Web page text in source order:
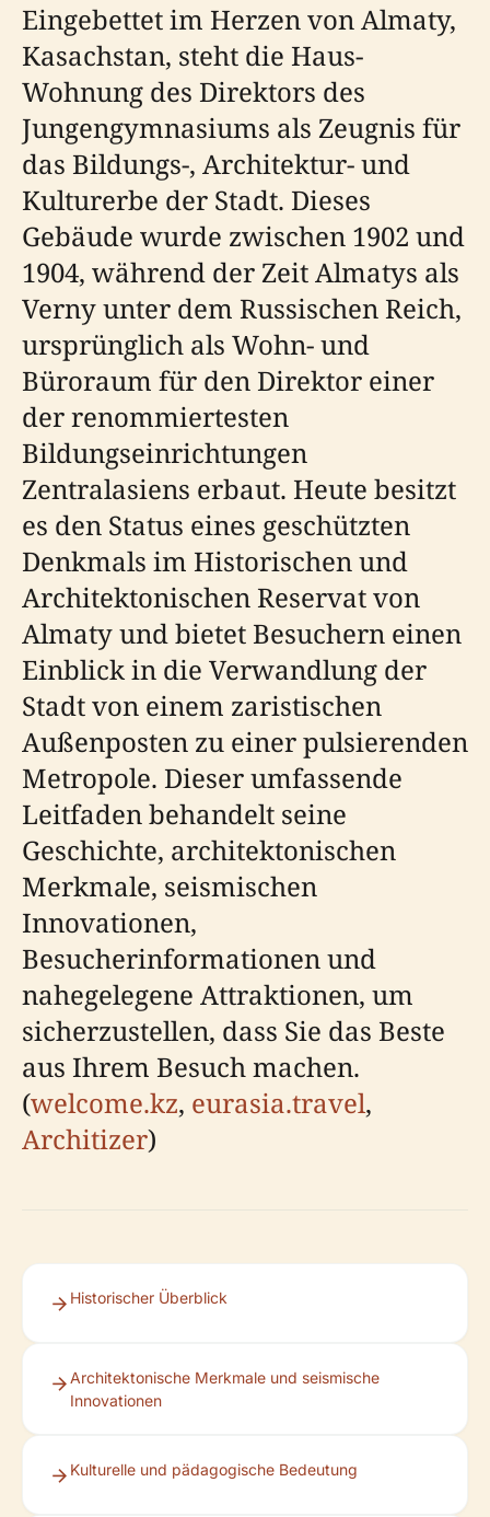
Eingebettet im Herzen von Almaty,
Kasachstan, steht die Haus-
Wohnung des Direktors des
Jungengymnasiums als Zeugnis für
das Bildungs-, Architektur- und
Kulturerbe der Stadt. Dieses
Gebäude wurde zwischen 1902 und
1904, während der Zeit Almatys als
Verny unter dem Russischen Reich,
ursprünglich als Wohn- und
Büroraum für den Direktor einer
der renommiertesten
Bildungseinrichtungen
Zentralasiens erbaut. Heute besitzt
es den Status eines geschützten
Denkmals im Historischen und
Architektonischen Reservat von
Almaty und bietet Besuchern einen
Einblick in die Verwandlung der
Stadt von einem zaristischen
Außenposten zu einer pulsierenden
Metropole. Dieser umfassende
Leitfaden behandelt seine
Geschichte, architektonischen
Merkmale, seismischen
Innovationen,
Besucherinformationen und
nahegelegene Attraktionen, um
sicherzustellen, dass Sie das Beste
aus Ihrem Besuch machen.
(welcome.kz, eurasia.travel,
Architizer)
Historischer Überblick
Architektonische Merkmale und seismische
Innovationen
Kulturelle und pädagogische Bedeutung